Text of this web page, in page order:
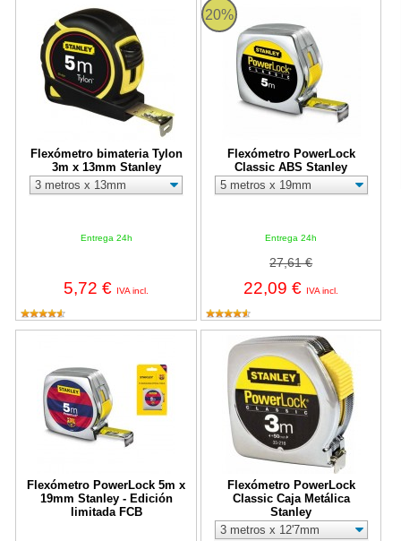
Flexómetro bimateria Tylon
3m x 13mm Stanley
Entrega 24h
5,72 € IVA incl.
Flexómetro bimateria Tylon 3m x 13mm Stanley
20%
Flexómetro PowerLock
Classic ABS Stanley
Entrega 24h
27,61 €
22,09 € IVA incl.
Flexómetro PowerLock Classic
Flexómetro PowerLock 5m x
19mm Stanley - Edición
limitada FCB
Flexómetro PowerLock 5m x 19mm Stanley - Edición limitada
Flexómetro PowerLock
Classic Caja Metálica
Stanley
Flexómetro PowerLock Classic